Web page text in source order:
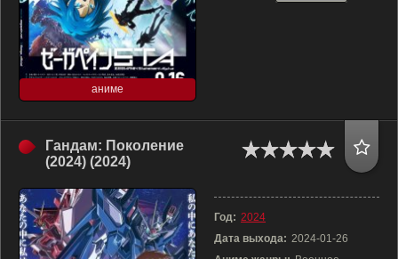
аниме
Гандам: Поколение
(2024) (2024)
Год: 2024
Дата выхода: 2024-01-26